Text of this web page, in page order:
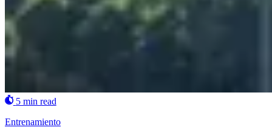
5 min read
Entrenamiento